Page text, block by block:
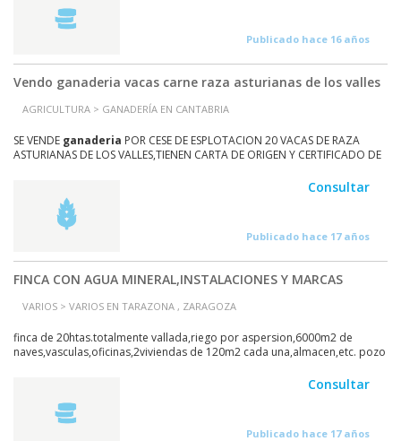
Publicado hace 16 años
Vendo ganaderia vacas carne raza asturianas de los valles
AGRICULTURA > GANADERÍA EN CANTABRIA
SE VENDE ganaderia POR CESE DE ESPLOTACION 20 VACAS DE RAZA
ASTURIANAS DE LOS VALLES,TIENEN CARTA DE ORIGEN Y CERTIFICADO DE
Consultar
Publicado hace 17 años
FINCA CON AGUA MINERAL,INSTALACIONES Y MARCAS
VARIOS > VARIOS EN TARAZONA , ZARAGOZA
finca de 20htas.totalmente vallada,riego por aspersion,6000m2 de
naves,vasculas,oficinas,2viviendas de 120m2 cada una,almacen,etc. pozo
Consultar
Publicado hace 17 años